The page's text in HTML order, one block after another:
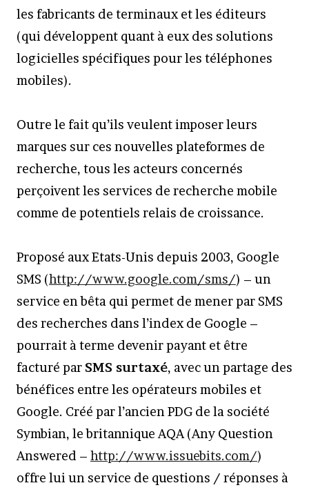
les fabricants de terminaux et les éditeurs
(qui développent quant à eux des solutions
logicielles spécifiques pour les téléphones
mobiles).
Outre le fait qu’ils veulent imposer leurs
marques sur ces nouvelles plateformes de
recherche, tous les acteurs concernés
perçoivent les services de recherche mobile
comme de potentiels relais de croissance.
Proposé aux Etats-Unis depuis 2003, Google
SMS (http://www.google.com/sms/) – un
service en bêta qui permet de mener par SMS
des recherches dans l’index de Google –
pourrait à terme devenir payant et être
facturé par SMS surtaxé, avec un partage des
bénéfices entre les opérateurs mobiles et
Google. Créé par l’ancien PDG de la société
Symbian, le britannique AQA (Any Question
Answered – http://www.issuebits.com/)
offre lui un service de questions / réponses à